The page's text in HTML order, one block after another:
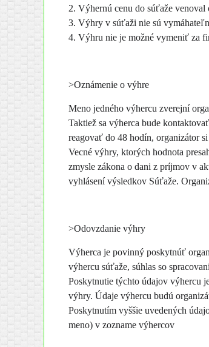
2. Výhernú cenu do súťaže venoval
3. Výhry v súťaži nie sú
4. Výhru nie je možné vymeniť za
>Oznámenie o výhre
Meno jedného výhercu zverejní
Taktiež sa výherca bude
reagovať do 48 hodín, organizátor
Vecné výhry, ktorých hodnota
zmysle zákona o dani z príjmov v
vyhlásení výsledkov Súťaže.
>Odovzdanie výhry
Výherca je povinný poskytnúť
výhercu súťaže, súhlas so
Poskytnutie týchto údajov výhercu
výhry. Údaje výhercu budú
Poskytnutím vyššie uvedených
meno) v zozname výhercov